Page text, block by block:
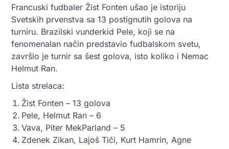
Francuski fudbaler Žist Fonten ušao je istoriju
Svetskih prvenstva sa 13 postignutih golova na
turniru. Brazilski vunderkid Pele, koji se na
fenomenalan način predstavio fudbalskom svetu,
završio je turnir sa šest golova, isto koliko i Nemac
Helmut Ran.
Lista strelaca:
Žist Fonten – 13 golova
Pele, Helmut Ran – 6
Vava, Piter MekParland – 5
Zdenek Zikan, Lajoš Tiči, Kurt Hamrin, Agne